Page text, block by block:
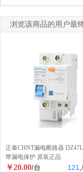
浏览该商品的用户最
正泰CHNT漏电断路器
带漏电保护 原装正品
￥20.00/台 121